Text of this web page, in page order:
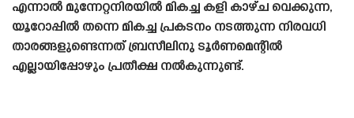
എന്നാൽ മുന്നേറ്റനിരയിൽ മികച്ച കളി കാഴ്‌ച വെക്കുന്ന,
യൂറോപ്പിൽ തന്നെ മികച്ച പ്രകടനം നടത്തുന്ന നിരവധി
താരങ്ങളുണ്ടെന്നത് ബ്രസീലിനു ടൂർണമെന്റിൽ
എല്ലായിപ്പോഴും പ്രതീക്ഷ നൽകുന്നുണ്ട്.